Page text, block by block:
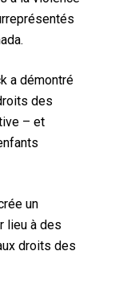
a démontré
des
– et
un
lieu à des
droits des